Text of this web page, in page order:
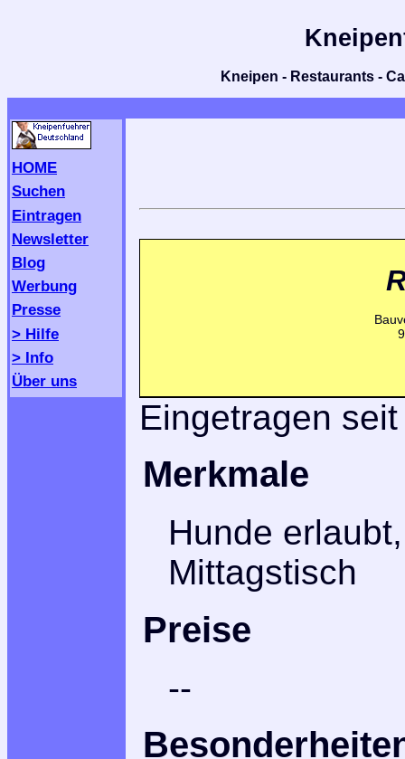
Kneipen - Restaurants -
HOME
Suchen
Eintragen
Newsletter
Blog
Werbung
Presse
> Hilfe
> Info
Über uns
Eingetragen
Merkmale
Hunde
Mittagstisch
Preise
--